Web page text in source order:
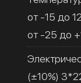
от -15 до
от -25 до
(±10%)